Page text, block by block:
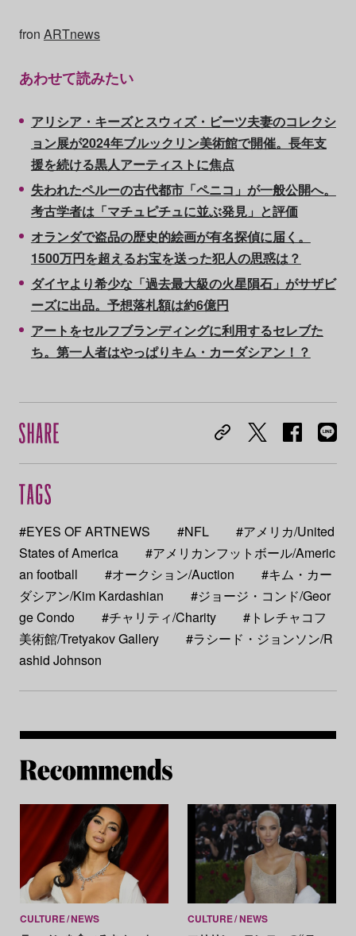
fron ARTnews
あわせて読みたい
アリシア・キーズとスウィズ・ビーツ夫妻のコレクシ
ョン展が2024年ブルックリン美術館で開催。長年支
援を続ける黒人アーティストに焦点
失われたペルーの古代都市「ペニコ」が一般公開へ。
考古学者は「マチュピチュに並ぶ発見」と評価
オランダで盗品の歴史的絵画が有名探偵に届く。
1500万円を超えるお宝を送った犯人の思惑は？
ダイヤより希少な「過去最大級の火星隕石」がサザビ
ーズに出品。予想落札額は約6億円
アートをセルフブランディングに利用するセレブた
ち。第一人者はやっぱりキム・カーダシアン！？
#EYES OF ARTNEWS #NFL
#アメリカ/United
States of America
#アメリカンフットボール/Americ
an football
#オークション/Auction
#キム・カー
ダシアン/Kim Kardashian
#ジョージ・コンド/Geor
ge Condo
#チャリティ/Charity
#トレチャコフ
美術館/Tretyakov Gallery
#ラシード・ジョンソン/R
ashid Johnson
CULTURE NEWS CULTURE NEWS